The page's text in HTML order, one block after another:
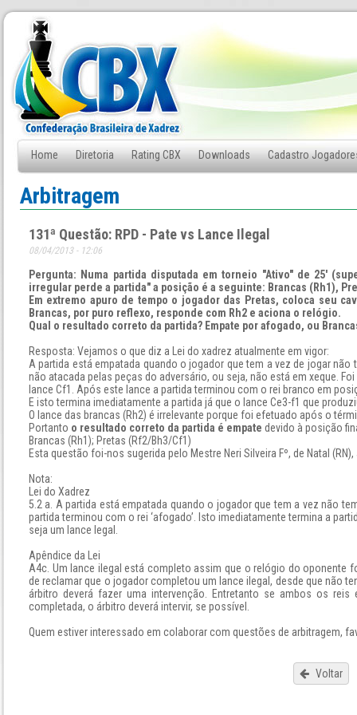
Home Diretoria Rating CBX Downloads Cadastro
Fale Conosco
Arbitragem
131ª Questão: RPD - Pate vs Lance Ilegal
08/04/2013 - 12:06
Pergunta: Numa partida disputada em torneio "Ativo" de 25'
irregular perde a partida" a posição é a seguinte: Brancas (Rh1),
Em extremo apuro de tempo o jogador das Pretas, coloca seu
Brancas, por puro reflexo, responde com Rh2 e aciona o relógio.
Qual o resultado correto da partida? Empate por afogado, ou
Resposta: Vejamos o que diz a Lei do xadrez atualmente em vigor:
A partida está empatada quando o jogador que tem a vez de jogar
não atacada pelas peças do adversário, ou seja, não está em xeque.
lance Cf1. Após este lance a partida terminou com o rei branco em
E isto termina imediatamente a partida já que o lance Ce3-f1 que
O lance das brancas (Rh2) é irrelevante porque foi efetuado após o
Portanto o resultado correto da partida é empate devido à posição
Brancas (Rh1); Pretas (Rf2/Bh3/Cf1)
Esta questão foi-nos sugerida pelo Mestre Neri Silveira Fº, de Natal
Nota:
Lei do Xadrez
5.2 a. A partida está empatada quando o jogador que tem a vez não
partida terminou com o rei ‘afogado’. Isto imediatamente termina a
seja um lance legal.
Apêndice da Lei
A4c. Um lance ilegal está completo assim que o relógio do oponente
de reclamar que o jogador completou um lance ilegal, desde que não
árbitro deverá fazer uma intervenção. Entretanto se ambos os
completada, o árbitro deverá intervir, se possível.
Quem estiver interessado em colaborar com questões de arbitragem,
Voltar